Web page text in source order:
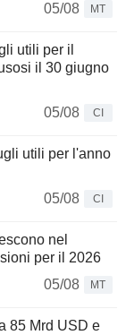
05/08
MT
utili per il
il 30 giugno
05/08
CI
utili per l'anno
05/08
CI
nel
per il 2026
05/08
MT
85 Mrd USD e